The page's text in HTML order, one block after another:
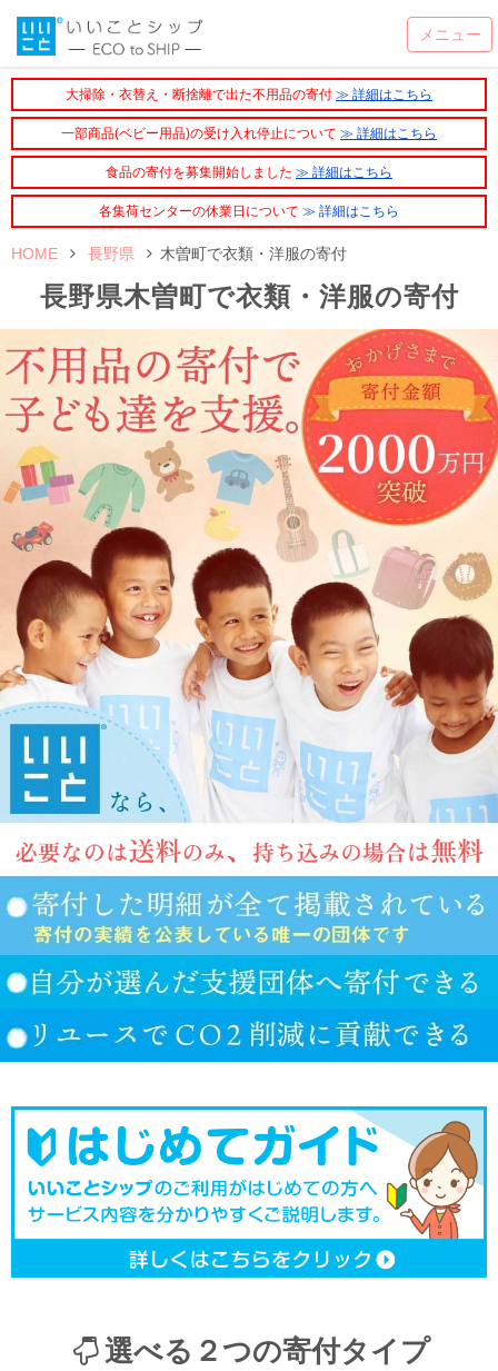
大掃除・衣替え・断捨離で出た不用品の寄付 ≫ 詳細はこちら
一部商品(ベビー用品)の受け入れ停止について ≫ 詳細はこちら
食品の寄付を募集開始しました ≫ 詳細はこちら
各集荷センターの休業日について ≫ 詳細はこちら
HOME 長野県 木曽町で衣類・洋服の寄付
長野県木曽町で衣類・洋服の寄付
選べる２つの寄付タイプ